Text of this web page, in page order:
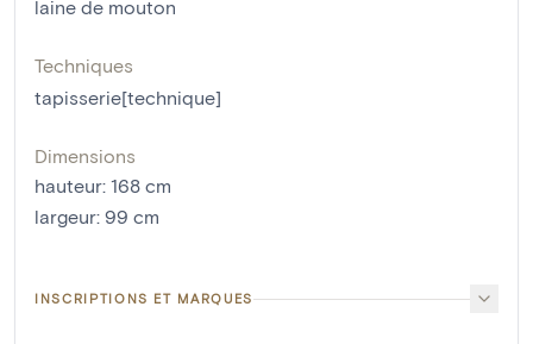
laine de mouton
Techniques
tapisserie[technique]
Dimensions
hauteur: 168 cm
largeur: 99 cm
INSCRIPTIONS ET MARQUES